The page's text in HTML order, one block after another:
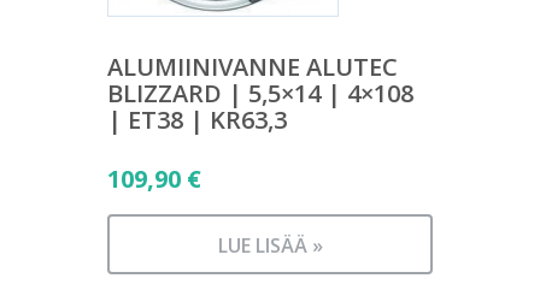
ALUMIINIVANNE ALUTEC
BLIZZARD | 5,5×14 | 4×108
| ET38 | KR63,3
109,90 €
LUE LISÄÄ »